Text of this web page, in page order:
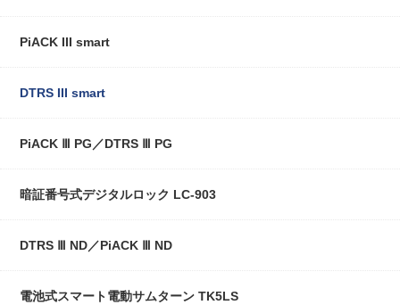
PiACK III smart
DTRS III smart
PiACK Ⅲ PG／DTRS Ⅲ PG
暗証番号式デジタルロック LC-903
DTRS Ⅲ ND／PiACK Ⅲ ND
電池式スマート電動サムターン TK5LS